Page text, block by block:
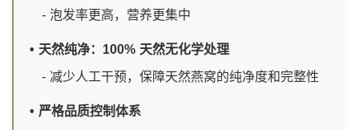
- 泡发率更高，营养更集中
• 天然纯净：100% 天然无化学处理
- 减少人工干预，保障天然燕窝的纯净度和完整性
• 严格品质控制体系